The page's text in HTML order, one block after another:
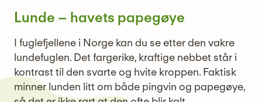
Lunde – havets papegøye
I fuglefjellene i Norge kan du se etter den vakre
lundefuglen. Det fargerike, kraftige nebbet står i
kontrast til den svarte og hvite kroppen. Faktisk
minner lunden litt om både pingvin og papegøye,